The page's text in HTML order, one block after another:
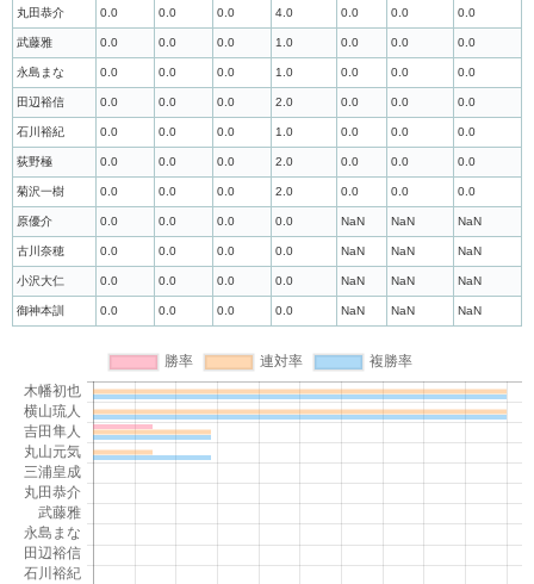
丸田恭介 0.0 0.0 0.0 4.0 0.0 0.0 0.0
武藤雅 0.0 0.0 0.0 1.0 0.0 0.0 0.0
永島まな 0.0 0.0 0.0 1.0 0.0 0.0 0.0
田辺裕信 0.0 0.0 0.0 2.0 0.0 0.0 0.0
石川裕紀 0.0 0.0 0.0 1.0 0.0 0.0 0.0
荻野極 0.0 0.0 0.0 2.0 0.0 0.0 0.0
菊沢一樹 0.0 0.0 0.0 2.0 0.0 0.0 0.0
原優介 0.0 0.0 0.0 0.0 NaN NaN NaN
古川奈穂 0.0 0.0 0.0 0.0 NaN NaN NaN
小沢大仁 0.0 0.0 0.0 0.0 NaN NaN NaN
御神本訓 0.0 0.0 0.0 0.0 NaN NaN NaN